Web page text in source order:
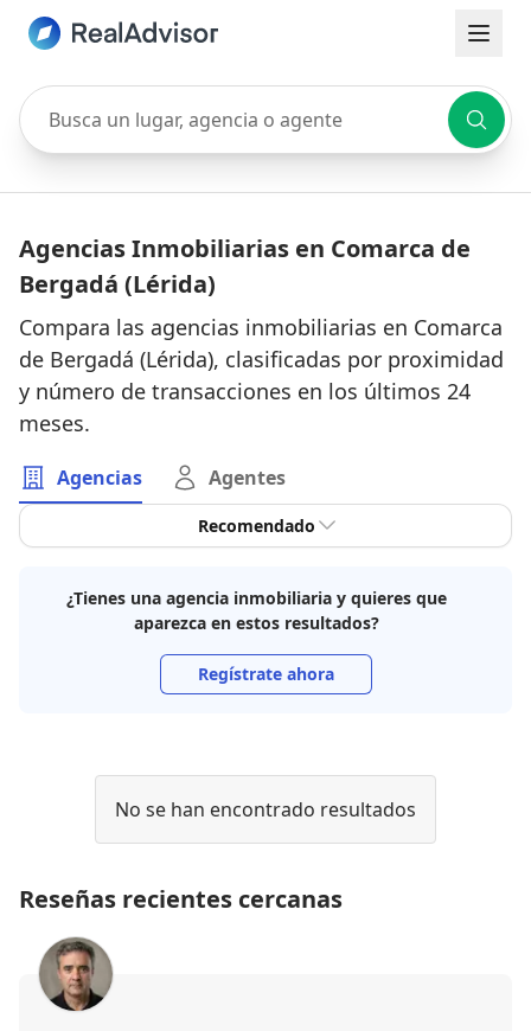
Busca un lugar, agencia o agente
Agencias Inmobiliarias en Comarca de
Bergadá (Lérida)
Compara las agencias inmobiliarias en Comarca
de Bergadá (Lérida), clasificadas por proximidad
y número de transacciones en los últimos 24
meses.
Agencias Agentes
Recomendado
¿Tienes una agencia inmobiliaria y quieres que
aparezca en estos resultados?
Regístrate ahora
No se han encontrado resultados
Reseñas recientes cercanas